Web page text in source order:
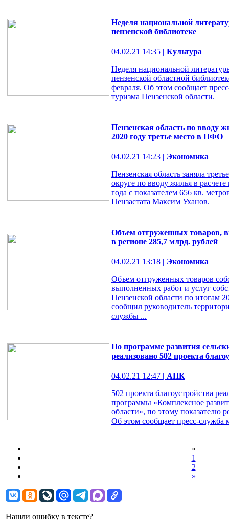
Неделя национальной
пензенской библиотеке
04.02.21 14:35 | Культура
Неделя национальной
пензенской областной
февраля. Об этом сообщает
туризма Пензенской области.
Пензенская область по вводу
2020 году третье место в ПФО
04.02.21 14:23 | Экономика
Пензенская область заняла
округе по вводу жилья в
года с показателем 656 кв.
Пензастата Максим Уханов.
Объем отгруженных товаров,
в регионе 285,7 млрд. рублей
04.02.21 13:18 | Экономика
Объем отгруженных товаров
выполненных работ и услуг
Пензенской области по итогам
сообщил руководитель
службы ...
По программе развития
реализовано 502 проекта
04.02.21 12:47 | АПК
502 проекта благоустройства
программы «Комплексное
области», по этому показателю
Об этом сообщает пресс-служба
«
1
2
»
Нашли ошибку в тексте?